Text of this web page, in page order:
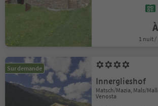
1 nuit /
Sur demande
Innerglieshof
Matsch/Mazia, Mals/
Venosta